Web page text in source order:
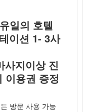
일의 호텔
이션 1- 3사
사지이상 진
이용권 증정
방문 사용 가능